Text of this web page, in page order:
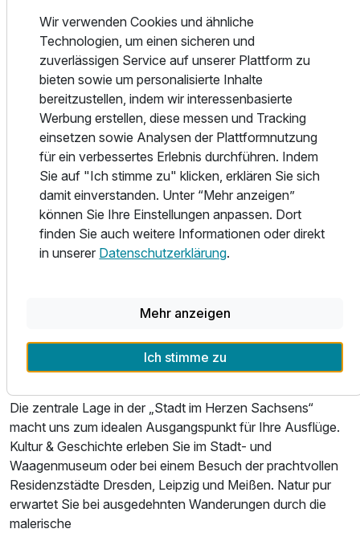
Ausstattung
Für 4 Tage p.P. ab165,00 €
Einzelzimmer Haupthaus
· Nichtraucherzimmer
· Hotelrestaurant „Dorbachs Stuben“ mit Hotelbar
· Terrasse am Marktplatz
· Tagungs- und Veranstaltungsräume
· Lift im Haus
· kostenpflichtige Parkplätze am Hotel
Gastronomie
In unserem liebevoll eingerichteten Restaurant „Dorbachs-
Stuben“ genießen Sie hochwertige Speisen aus regionalen
Produkten. Starten Sie morgens mit einem reichhaltigen
Frühstück vom Buffet voller Energie in den Tag. Abends
wählen Sie zwischen Gerichten im Rahmen der
Terrasse am Marktplatz zu einem Menü oder einem Glas
entspannt an unserer Hotelbar ausklingen lassen.
Die zentrale Lage in der „Stadt im Herzen Sachsens“
macht uns zum idealen Ausgangspunkt für Ihre Ausflüge.
Kultur & Geschichte erleben Sie im Stadt- und
Waagenmuseum oder bei einem Besuch der prachtvollen
Residenzstädte Dresden, Leipzig und Meißen. Natur pur
erwartet Sie bei ausgedehnten Wanderungen durch die
malerische
Wir verwenden Cookies und ähnliche
Technologien, um einen sicheren und
zuverlässigen Service auf unserer Plattform zu
bieten sowie um personalisierte Inhalte
bereitzustellen, indem wir interessenbasierte
Werbung erstellen, diese messen und Tracking
einsetzen sowie Analysen der Plattformnutzung
für ein verbessertes Erlebnis durchführen. Indem
Sie auf "Ich stimme zu" klicken, erklären Sie sich
damit einverstanden. Unter “Mehr anzeigen”
können Sie Ihre Einstellungen anpassen. Dort
finden Sie auch weitere Informationen oder direkt
in unserer Datenschutzerklärung.
Mehr anzeigen
Ich stimme zu